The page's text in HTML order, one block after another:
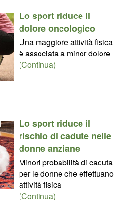
Lo sport riduce il
dolore oncologico
Una maggiore attività fisica
è associata a minor dolore
(Continua)
Lo sport riduce il
rischio di cadute nelle
donne anziane
Minori probabilità di caduta
per le donne che effettuano
attività fisica
(Continua)